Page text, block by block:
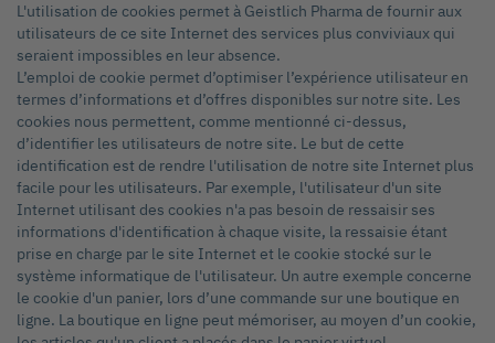
L'utilisation de cookies permet à Geistlich Pharma de fournir aux
utilisateurs de ce site Internet des services plus conviviaux qui
seraient impossibles en leur absence.
L’emploi de cookie permet d’optimiser l’expérience utilisateur en
termes d’informations et d’offres disponibles sur notre site. Les
cookies nous permettent, comme mentionné ci-dessus,
d’identifier les utilisateurs de notre site. Le but de cette
identification est de rendre l'utilisation de notre site Internet plus
facile pour les utilisateurs. Par exemple, l'utilisateur d'un site
Internet utilisant des cookies n'a pas besoin de ressaisir ses
informations d'identification à chaque visite, la ressaisie étant
prise en charge par le site Internet et le cookie stocké sur le
système informatique de l'utilisateur. Un autre exemple concerne
le cookie d'un panier, lors d’une commande sur une boutique en
ligne. La boutique en ligne peut mémoriser, au moyen d’un cookie,